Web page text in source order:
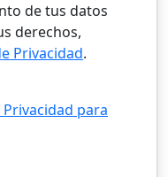
de tus datos
derechos,
Privacidad.
para